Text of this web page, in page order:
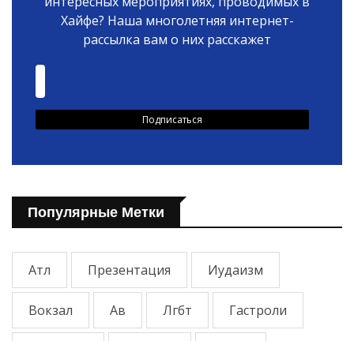
Хайфе? Наша многолетняя интернет-
рассылка вам о них расскажет
Популярные Метки
Атл Презентация Иудаизм
Вокзал Ав Лгбт Гастроли